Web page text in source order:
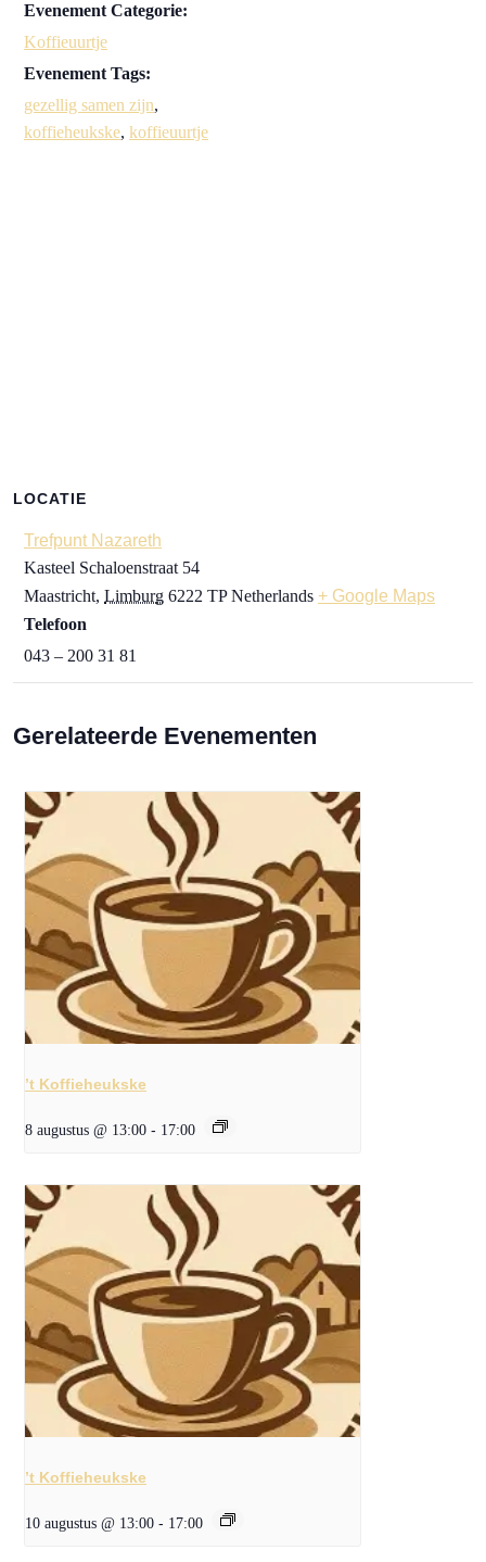
Evenement Categorie:
Koffieuurtje
Evenement Tags:
gezellig samen zijn,
koffieheukske, koffieuurtje
LOCATIE
Trefpunt Nazareth
Kasteel Schaloenstraat 54
Maastricht, Limburg 6222 TP Netherlands + Google Maps
Telefoon
043 – 200 31 81
Gerelateerde Evenementen
’t Koffieheukske
8 augustus @ 13:00 - 17:00
’t Koffieheukske
10 augustus @ 13:00 - 17:00